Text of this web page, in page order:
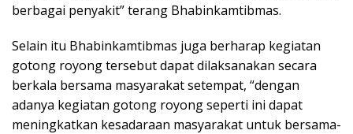
berbagai penyakit” terang Bhabinkamtibmas.
Selain itu Bhabinkamtibmas juga berharap kegiatan
gotong royong tersebut dapat dilaksanakan secara
berkala bersama masyarakat setempat, “dengan
adanya kegiatan gotong royong seperti ini dapat
meningkatkan kesadaraan masyarakat untuk bersama-